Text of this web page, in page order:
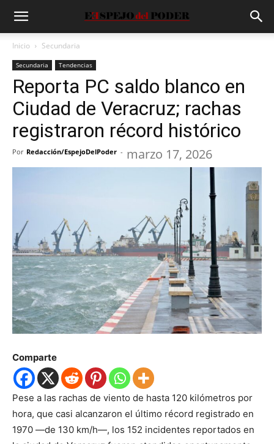
Inicio Secundaria
Secundaria Tendencias
Reporta PC saldo blanco en
Ciudad de Veracruz; rachas
registraron récord histórico
Por Redacción/EspejoDelPoder - marzo 17, 2026
Comparte
Pese a las rachas de viento de hasta 120 kilómetros por
hora, que casi alcanzaron el último récord registrado en
1970 —de 130 km/h—, los 152 incidentes reportados en